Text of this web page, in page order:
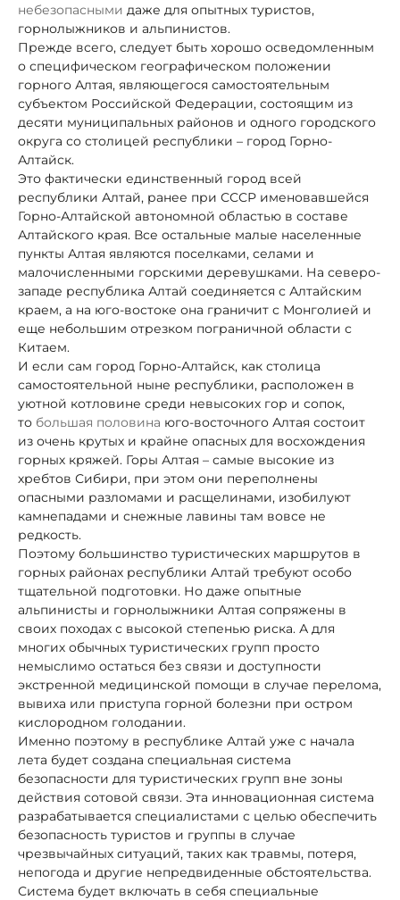
небезопасными даже для опытных туристов,
горнолыжников и альпинистов.
Прежде всего, следует быть хорошо осведомленным
о специфическом географическом положении
горного Алтая, являющегося самостоятельным
субъектом Российской Федерации, состоящим из
десяти муниципальных районов и одного городского
округа со столицей республики – город Горно-
Алтайск.
Это фактически единственный город всей
республики Алтай, ранее при СССР именовавшейся
Горно-Алтайской автономной областью в составе
Алтайского края. Все остальные малые населенные
пункты Алтая являются поселками, селами и
малочисленными горскими деревушками. На северо-
западе республика Алтай соединяется с Алтайским
краем, а на юго-востоке она граничит с Монголией и
еще небольшим отрезком пограничной области с
Китаем.
И если сам город Горно-Алтайск, как столица
самостоятельной ныне республики, расположен в
уютной котловине среди невысоких гор и сопок,
то большая половина юго-восточного Алтая состоит
из очень крутых и крайне опасных для восхождения
горных кряжей. Горы Алтая – самые высокие из
хребтов Сибири, при этом они переполнены
опасными разломами и расщелинами, изобилуют
камнепадами и снежные лавины там вовсе не
редкость.
Поэтому большинство туристических маршрутов в
горных районах республики Алтай требуют особо
тщательной подготовки. Но даже опытные
альпинисты и горнолыжники Алтая сопряжены в
своих походах с высокой степенью риска. А для
многих обычных туристических групп просто
немыслимо остаться без связи и доступности
экстренной медицинской помощи в случае перелома,
вывиха или приступа горной болезни при остром
кислородном голодании.
Именно поэтому в республике Алтай уже с начала
лета будет создана специальная система
безопасности для туристических групп вне зоны
действия сотовой связи. Эта инновационная система
разрабатывается специалистами с целью обеспечить
безопасность туристов и группы в случае
чрезвычайных ситуаций, таких как травмы, потеря,
непогода и другие непредвиденные обстоятельства.
Система будет включать в себя специальные